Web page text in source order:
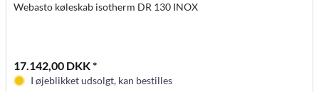
Webasto køleskab isotherm DR 130 INOX
17.142,00 DKK *
I øjeblikket udsolgt, kan bestilles